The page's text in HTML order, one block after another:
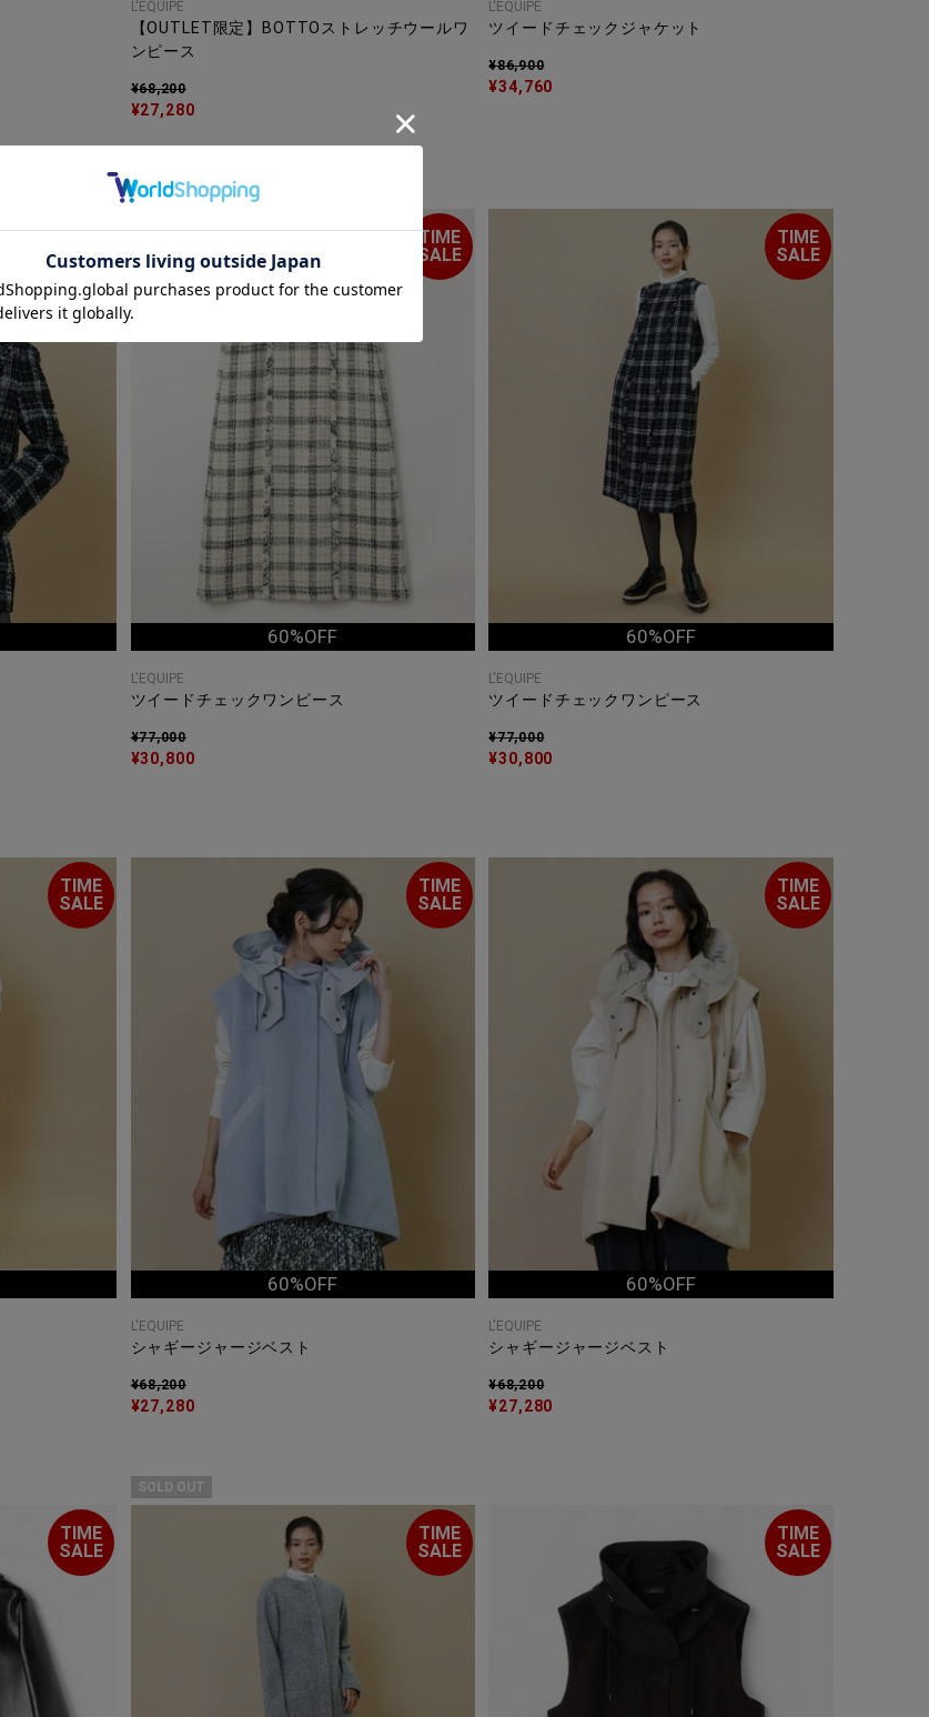
L'EQUIPE
【OUTLET限定】BOTTOストレッチウールワ
ンピース
¥68,200
¥27,280
L'EQUIPE
ツイードチェックジャケット
¥86,900
¥34,760
TIME
SALE
TIME
SALE
60%OFF
L'EQUIPE
ツイードチェックワンピース
¥77,000
¥30,800
TIME
SALE
60%OFF
L'EQUIPE
ツイードチェックワンピース
¥77,000
¥30,800
TIME
SALE
TIME
SALE
60%OFF
L'EQUIPE
シャギージャージベスト
¥68,200
¥27,280
TIME
SALE
60%OFF
L'EQUIPE
シャギージャージベスト
¥68,200
¥27,280
TIME
SALE
SOLD OUT
TIME
SALE
TIME
SALE